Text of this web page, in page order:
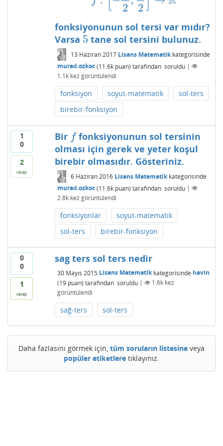
2 2
fonksiyonunun sol tersi var mıdır?
Varsa 5
5 tane sol tersini bulunuz.
13 Haziran 2017 Lisans Matematikkategorisinde
murad.ozkoc (11.6kpuan) tarafından soruldu |
1.1kkez görüntülendi
fonksiyon soyut-matematik
sol-ters
birebir-fonksiyon
1
0
2
cevap
Bir f
f fonksiyonunun sol tersinin
olması için gerek ve yeter koşul
birebir olmasıdır. Gösteriniz.
6 Haziran 2016 Lisans Matematikkategorisinde
murad.ozkoc (11.6kpuan) tarafından soruldu |
2.8kkez görüntülendi
fonksiyonlar
soyut-matematik
sol-ters
birebir-fonksiyon
0
0
1
cevap
sag ters sol ters nedir
30 Mayıs 2015 Lisans Matematikkategorisinde havin
(19puan) tarafından soruldu | 1.6kkez
görüntülendi
sağ-ters sol-ters
Daha fazlasını görmek için, tüm soruların listesine veya
popüler etiketlere tıklayınız.